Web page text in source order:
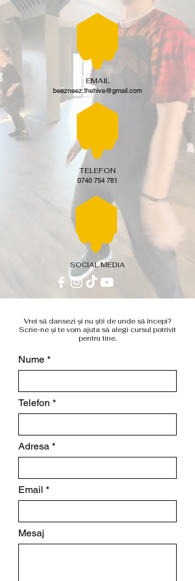
EMAIL
beezneez.thehive@gmail.com
TELEFON
0740 754 781
SOCIAL MEDIA
Vrei să dansezi și nu știi de unde să începi?
Scrie-ne și te vom ajuta să alegi cursul potrivit
pentru tine.
Nume
Telefon
Adresa
Email
Mesaj